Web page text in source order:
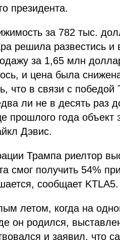
президента.
за 782 тыс.
решила развестись
за 1,65 млн
и цена была
что в связи с
ли не в десять раз
прошлого года объект
Дэвис.
Трампа риелтор
смог получить 54%
сообщает KTLA5.
летом, когда на
он родился,
и заявил, что